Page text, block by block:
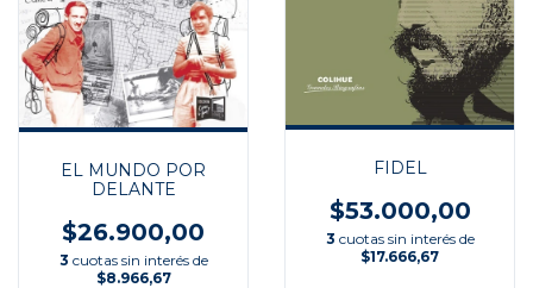
EL MUNDO POR
DELANTE
$26.900,00
3 cuotas sin interés de
$8.966,67
FIDEL
$53.000,00
3 cuotas sin interés de
$17.666,67